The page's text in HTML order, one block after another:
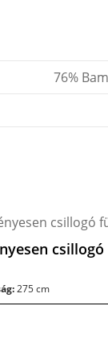
76%
csillogó
275 cm